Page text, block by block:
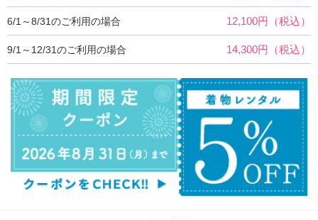
6/1～8/31のご利用の場合 12,100円（税込）
9/1～12/31のご利用の場合 14,300円（税込）